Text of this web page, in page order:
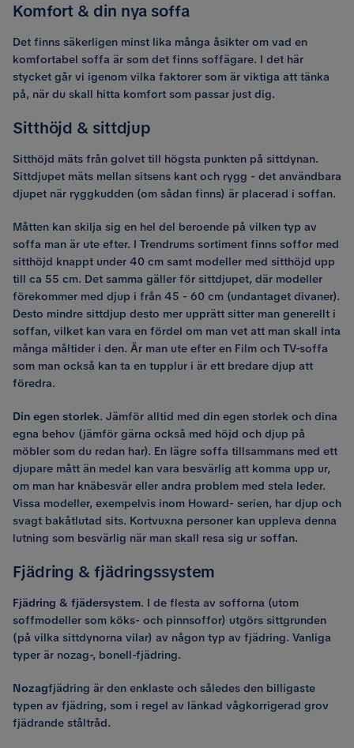
Komfort & din nya soffa
Det finns säkerligen minst lika många åsikter om vad en
komfortabel soffa är som det finns soffägare. I det här
stycket går vi igenom vilka faktorer som är viktiga att tänka
på, när du skall hitta komfort som passar just dig.
Sitthöjd & sittdjup
Sitthöjd mäts från golvet till högsta punkten på sittdynan.
Sittdjupet mäts mellan sitsens kant och rygg - det användbara
djupet när ryggkudden (om sådan finns) är placerad i soffan.
Måtten kan skilja sig en hel del beroende på vilken typ av
soffa man är ute efter. I Trendrums sortiment finns soffor med
sitthöjd knappt under 40 cm samt modeller med sitthöjd upp
till ca 55 cm. Det samma gäller för sittdjupet, där modeller
förekommer med djup i från 45 - 60 cm (undantaget divaner).
Desto mindre sittdjup desto mer upprätt sitter man generellt i
soffan, vilket kan vara en fördel om man vet att man skall inta
många måltider i den. Är man ute efter en Film och TV-soffa
som man också kan ta en tupplur i är ett bredare djup att
föredra.
Din egen storlek. Jämför alltid med din egen storlek och dina
egna behov (jämför gärna också med höjd och djup på
möbler som du redan har). En lägre soffa tillsammans med ett
djupare mått än medel kan vara besvärlig att komma upp ur,
om man har knäbesvär eller andra problem med stela leder.
Vissa modeller, exempelvis inom Howard- serien, har djup och
svagt bakåtlutad sits. Kortvuxna personer kan uppleva denna
lutning som besvärlig när man skall resa sig ur soffan.
Fjädring & fjädringssystem
Fjädring & fjädersystem. I de flesta av sofforna (utom
soffmodeller som köks- och pinnsoffor) utgörs sittgrunden
(på vilka sittdynorna vilar) av någon typ av fjädring. Vanliga
typer är nozag-, bonell-fjädring.
Nozagfjädring är den enklaste och således den billigaste
typen av fjädring, som i regel av länkad vågkorrigerad grov
fjädrande ståltråd.